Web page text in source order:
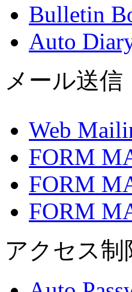
Bulletin
Auto
メール送信
Web
FORM
FORM
FORM
アクセス制